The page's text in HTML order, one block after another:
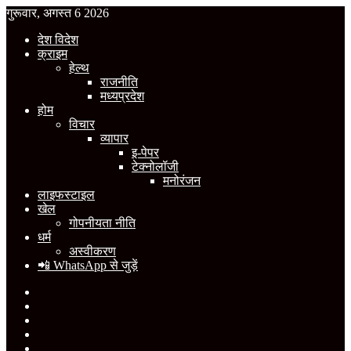
गुरूवार, अगस्त 6 2026
देश विदेश
क्राइम
हेल्थ
राजनीति
मध्यप्रदेश
होम
विचार
व्यापार
इ-पेपर
टेक्नोलॉजी
मनोरंजन
लाइफस्टाइल
खेल
गोपनीयता नीति
धर्म
अस्वीकरण
📲 WhatsApp से जुड़ें